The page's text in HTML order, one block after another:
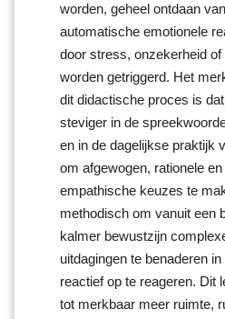
worden, geheel ontdaan
automatische emotionele
door stress, onzekerheid
worden getriggerd. Het
dit didactische proces is
steviger in de
en in de dagelijkse praktijk
om afgewogen, rationele
empathische keuzes te
methodisch om vanuit een
kalmer bewustzijn
uitdagingen te benaderen
reactief op te reageren. Dit
tot merkbaar meer ruimte,